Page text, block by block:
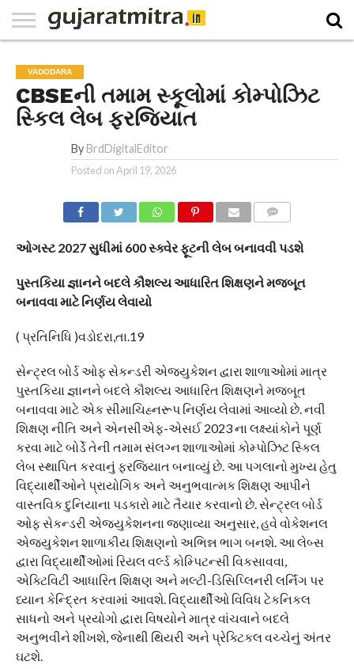
PAPER
NATIONAL
WORLD
BUSINESS
SPORTS
GUJARAT
OPINION
MORE
VADODARA
CBSEની તમામ સ્કૂલોમાં કોમ્પોઝિટ
સ્કિલ લેબ ફરજિયાત
By BrdDigitalEditor
Posted onApril 19, 2026
ઓગસ્ટ 2027 સુધીમાં 600 સ્ક્વેર ફૂટની લેબ બનાવવી પડશે
પુસ્તકિયા જ્ઞાનને બદલે કૌશલ્ય આધારિત શિક્ષણને મજબૂત
બનાવવા માટે નિર્ણય લેવાયો
( પ્રતિનિધિ )વડોદરા,તા.19
સેન્ટ્રલ બોર્ડ ઓફ સેકન્ડરી એજ્યુકેશન દ્વારા શાળાઓમાં માત્ર
પુસ્તકિયા જ્ઞાનને બદલે કૌશલ્ય આધારિત શિક્ષણને મજબૂત
બનાવવા માટે એક સીમાચિહ્નરૂપ નિર્ણય લેવામાં આવ્યો છે. નવી
શિક્ષણ નીતિ અને એનસીએફ-એસઈ 2023 ના લક્ષ્યાંકોને પૂર્ણ
કરવા માટે બોર્ડે તેની તમામ સંલગ્ન શાળાઓમાં કોમ્પોઝિટ સ્કિલ
લેબ સ્થાપિત કરવાનું ફરજિયાત બનાવ્યું છે. આ પગલાનો મુખ્ય હેતુ
વિદ્યાર્થીઓને પ્રાયોગિક અને અનુભવાત્મક શિક્ષણ આપીને
વાસ્તવિક દુનિયાના પડકારો માટે તૈયાર કરવાનો છે. સેન્ટ્રલ બોર્ડ
ઓફ સેકન્ડરી એજ્યુકેશનના જણાવ્યા અનુસાર, હવે વોકેશનલ
એજ્યુકેશન શાળાકીય શિક્ષણનો અભિન્ન ભાગ બનશે. આ લેબ્સ
દ્વારા વિદ્યાર્થીઓમાં રિયલ વર્લ્ડ કોમ્પિટન્સી વિકસાવવા,
એક્ટિવિટી આધારિત શિક્ષણ અને મલ્ટી-ડિસિપ્લિનરી લર્નિંગ પર
ધ્યાન કેન્દ્રિત કરવામાં આવશે. વિદ્યાર્થીઓ વિવિધ ટેકનિકલ
સાધનો અને પ્રયોગો દ્વારા વિષયોને માત્ર વાંચવાને બદલે
અનુભવીને શીખશે, જેનાથી થિયરી અને પ્રેક્ટિકલ વચ્ચેનું અંતર
ઘટશે.